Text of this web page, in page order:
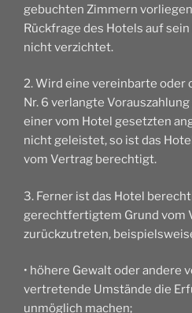
gebuchten Zimmern
Rückfrage des Hotels auf
nicht verzichtet.
2. Wird eine vereinbarte oder
Nr. 6 verlangte
einer vom Hotel gesetzten
nicht geleistet, so ist das
vom Vertrag berechtigt.
3. Ferner ist das Hotel
gerechtfertigtem Grund vom
zurückzutreten,
• höhere Gewalt oder andere
vertretende Umstände die
unmöglich machen;